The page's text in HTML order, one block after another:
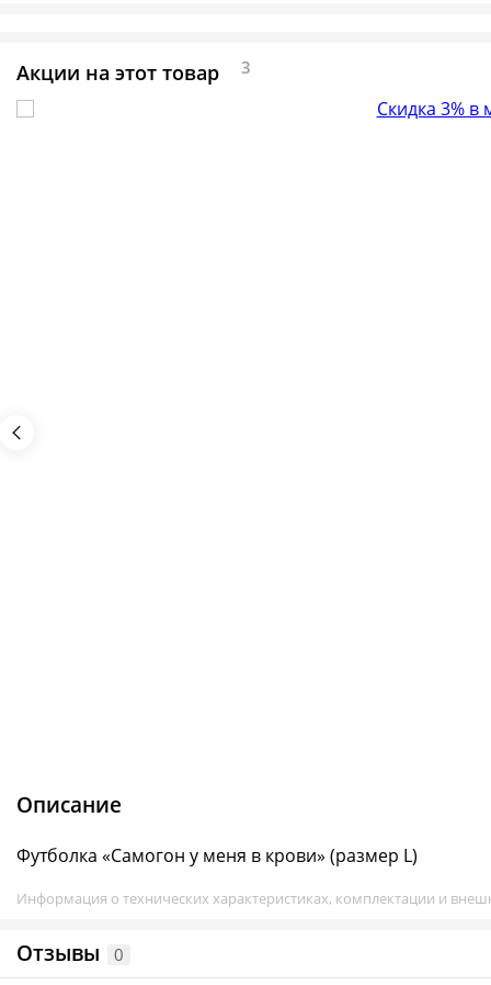
Акции на этот товар 3
Описание
Футболка «Самогон у меня в крови» (размер L)
Информация о технических характеристиках, комплектации и
Отзывы 0